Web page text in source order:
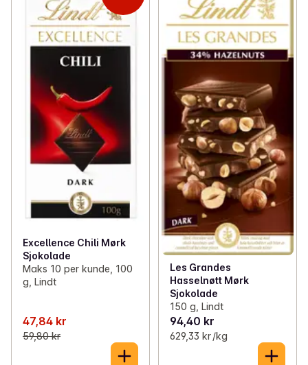
Excellence Chili Mørk
Sjokolade
Maks 10 per kunde, 100
g, Lindt
47,84 kr
59,80 kr
Les Grandes
Hasselnøtt Mørk
Sjokolade
150 g, Lindt
94,40 kr
629,33 kr /kg